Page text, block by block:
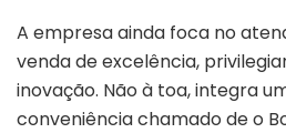
A empresa ainda foca no
venda de excelência,
inovação. Não à toa, integra
conveniência chamado de o